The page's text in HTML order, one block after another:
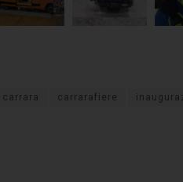
carrara carrarafiere